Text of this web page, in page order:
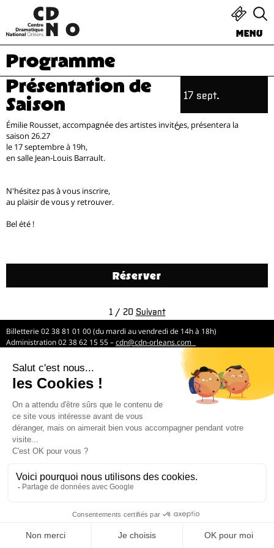
MENU
Programme
Présentation de
Saison
17 sept.
Émilie Rousset, accompagnée des artistes invité·es, présentera la
saison 26.27
le 17 septembre à 19h,
en salle Jean-Louis Barrault.
N'hésitez pas à vous inscrire,
au plaisir de vous y retrouver.
Bel été !
Réserver
1 / 20 Suivant
Billetterie 02 38 81 01 00 (du mardi au vendredi de 14h à 18h)
Administration 02 38 62 15 55 –cdn@cdn-orleans.com
CDN Orléans / Centre-Val de Loire Boulevard Pierre Ségelle 45000 Orléans
Mentions légales
Newsletter